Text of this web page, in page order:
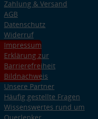
Zahlung & Versand
AGB
Datenschutz
Widerruf
Impressum
Erklärung zur
Barrierefreiheit
Bildnachweis
Unsere Partner
Häufig gestellte Fragen
Wissenswertes rund um